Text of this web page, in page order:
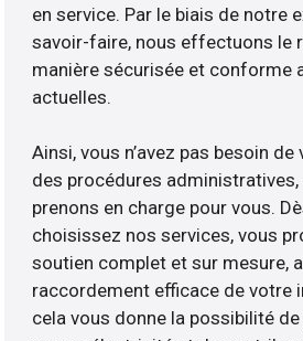
en service. Par le biais de notre
savoir-faire, nous effectuons le
manière sécurisée et conforme
actuelles.
Ainsi, vous n’avez pas besoin
des procédures administratives,
prenons en charge pour vous.
choisissez nos services, vous
soutien complet et sur mesure,
raccordement efficace de votre
cela vous donne la possibilité